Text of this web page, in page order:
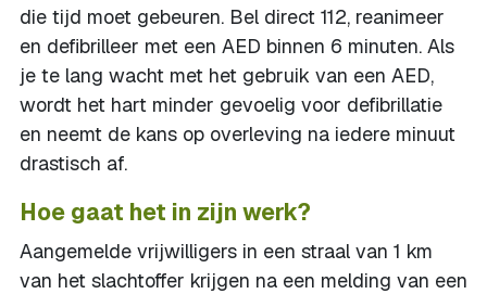
die tijd moet gebeuren. Bel direct 112, reanimeer
en defibrilleer met een AED binnen 6 minuten. Als
je te lang wacht met het gebruik van een AED,
wordt het hart minder gevoelig voor defibrillatie
en neemt de kans op overleving na iedere minuut
drastisch af.
Hoe gaat het in zijn werk?
Aangemelde vrijwilligers in een straal van 1 km
van het slachtoffer krijgen na een melding van een